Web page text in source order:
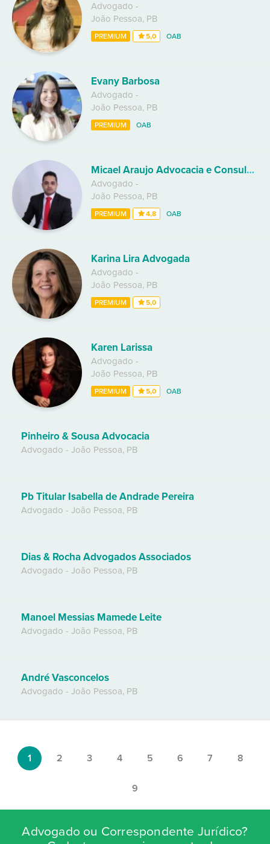
Advogado -
João Pessoa, PB
PREMIUM 5,0 OAB
Evany Barbosa
Advogado -
João Pessoa, PB
PREMIUM OAB
Micael Araujo Advocacia e Consultoria Jurídica
Advogado -
João Pessoa, PB
PREMIUM 4,8 OAB
Karina Lira Advogada
Advogado -
João Pessoa, PB
PREMIUM 5,0
Karen Larissa
Advogado -
João Pessoa, PB
PREMIUM 5,0 OAB
Pinheiro & Sousa Advocacia
Advogado - João Pessoa, PB
Pb Titular Isabella de Andrade Pereira
Advogado - João Pessoa, PB
Dias & Rocha Advogados Associados
Advogado - João Pessoa, PB
Manoel Messias Mamede Leite
Advogado - João Pessoa, PB
André Vasconcelos
Advogado - João Pessoa, PB
1 2 3 4 5 6 7 8
9
Advogado ou Correspondente Jurídico?